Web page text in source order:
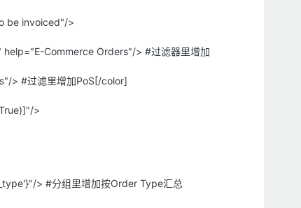
be invoiced"/>
Commerce Orders"/> #过滤器里增加
> #过滤里增加PoS[/color]
>
> #分组里增加按Order Type汇总